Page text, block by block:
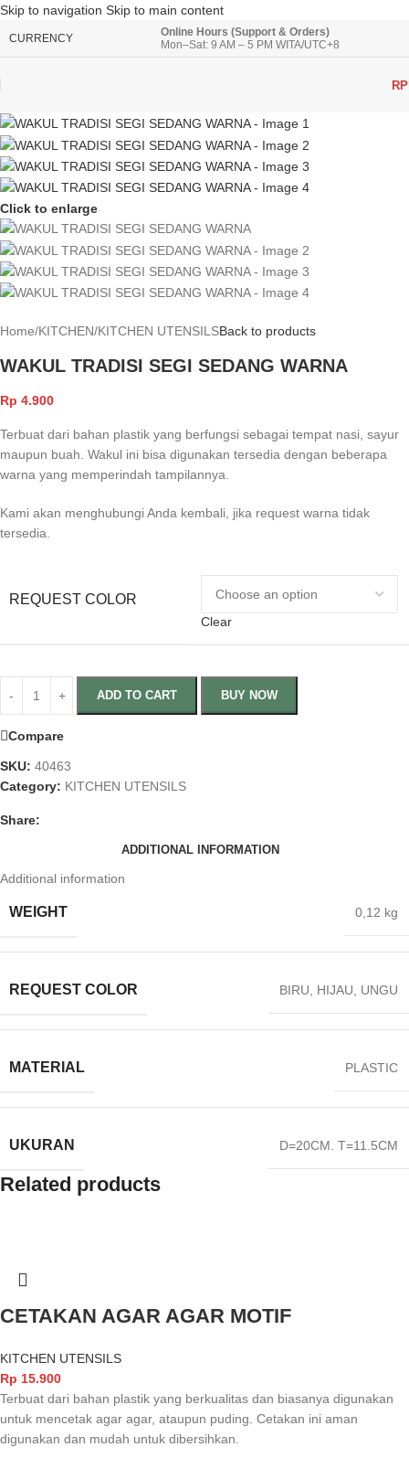
Skip to navigation Skip to main content
CURRENCY
Online Hours (Support & Orders)
Mon–Sat: 9 AM – 5 PM WITA/UTC+8
RP
Click to enlarge
Home/KITCHEN/KITCHEN UTENSILSBack to products
WAKUL TRADISI SEGI SEDANG WARNA
Rp 4.900
Terbuat dari bahan plastik yang berfungsi sebagai tempat nasi, sayur
maupun buah. Wakul ini bisa digunakan tersedia dengan beberapa
warna yang memperindah tampilannya.
Kami akan menghubungi Anda kembali, jika request warna tidak
tersedia.
REQUEST COLOR
Clear
ADD TO CART BUY NOW
Compare
SKU: 40463
Category: KITCHEN UTENSILS
Share:
ADDITIONAL INFORMATION
Additional information
WEIGHT 0,12 kg
REQUEST COLOR BIRU, HIJAU, UNGU
MATERIAL PLASTIC
UKURAN D=20CM. T=11.5CM
Related products
CETAKAN AGAR AGAR MOTIF
KITCHEN UTENSILS
Rp 15.900
Terbuat dari bahan plastik yang berkualitas dan biasanya digunakan
untuk mencetak agar agar, ataupun puding. Cetakan ini aman
digunakan dan mudah untuk dibersihkan.